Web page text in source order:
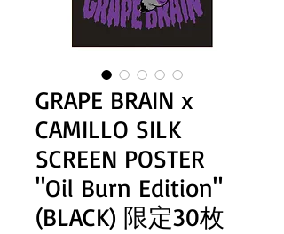
GRAPE BRAIN x
CAMILLO SILK
SCREEN POSTER
"Oil Burn Edition"
(BLACK) 限定30枚